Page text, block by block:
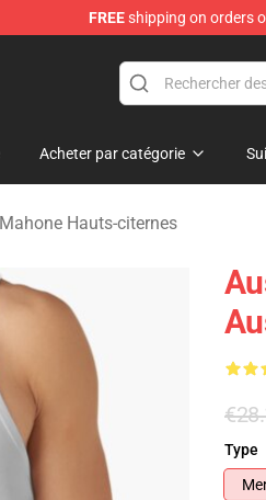
FREEshipping on orders
Acheter par catégorie
Hauts-citernes
Type